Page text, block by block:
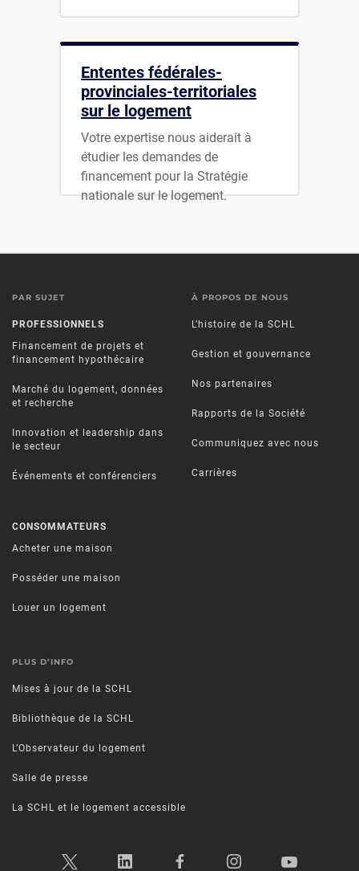
Ententes fédérales-
provinciales-territoriales
sur le logement
Votre expertise nous aiderait à
étudier les demandes de
financement pour la Stratégie
nationale sur le logement.
PAR SUJET
PROFESSIONNELS
Financement de projets et
financement hypothécaire
Marché du logement, données
et recherche
Innovation et leadership dans
le secteur
Événements et conférenciers
CONSOMMATEURS
Acheter une maison
Posséder une maison
Louer un logement
À PROPOS DE NOUS
L’histoire de la SCHL
Gestion et gouvernance
Nos partenaires
Rapports de la Société
Communiquez avec nous
Carrières
PLUS D’INFO
Mises à jour de la SCHL
Bibliothèque de la SCHL
L’Observateur du logement
Salle de presse
La SCHL et le logement accessible